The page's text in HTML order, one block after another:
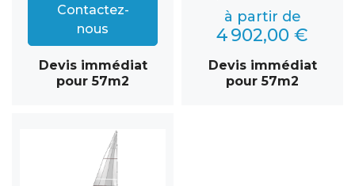
Contactez-
nous
Devis immédiat
pour 57m2
à partir de
4 902,00 €
Devis immédiat
pour 57m2